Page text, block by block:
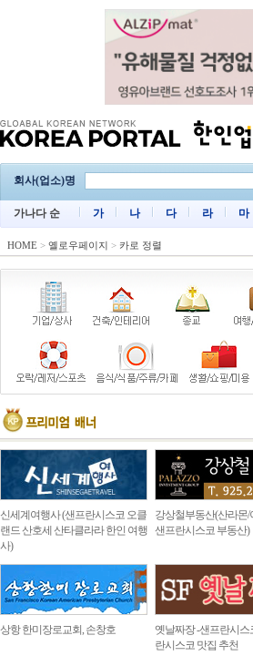
회사(업소)명
가나다 순 가 나 다 라 마
HOME > 옐로우페이지 > 카로 정렬
신세계여행사 (샌프란시스코 오클
랜드 산호세 산타클라라 한인 여행
사)
강상철부동산(산라몬/
샌프란시스코 부동산)
상항 한미장로교회, 손창호
옛날짜장 -샌프란시스
란시스코 맛집 추천